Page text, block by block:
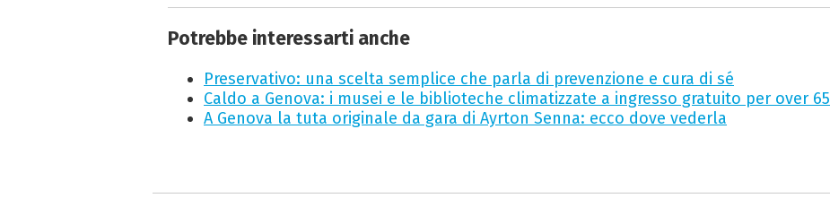
Potrebbe interessarti anche
Preservativo: una scelta semplice che parla di prevenzione e cura di sé
Caldo a Genova: i musei e le biblioteche climatizzate a ingresso gratuito per over 65
A Genova la tuta originale da gara di Ayrton Senna: ecco dove vederla